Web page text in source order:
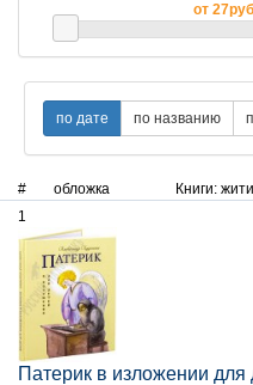
от
# обложка Книги:
1
Патерик в изложении